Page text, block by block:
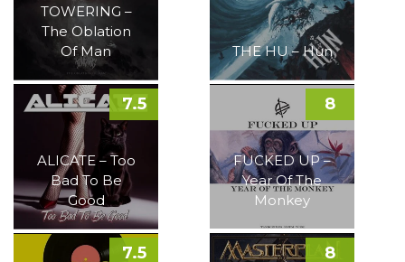
TOWERING –
The Oblation
Of Man
THE HU – Hun
ALICATE – Too
Bad To Be
Good
7.5
FUCKED UP –
Year Of The
Monkey
8
7.5 8